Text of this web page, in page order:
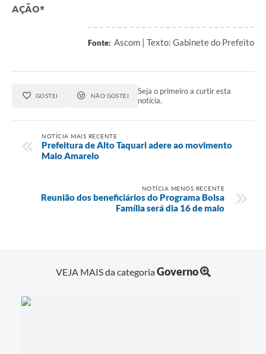
AÇÃO*
Fonte: Ascom | Texto: Gabinete do Prefeito
GOSTEI NÃO GOSTEI
Seja o primeiro a curtir esta
notícia.
NOTÍCIA MAIS RECENTE
Prefeitura de Alto Taquari adere ao movimento
Maio Amarelo
NOTÍCIA MENOS RECENTE
Reunião dos beneficiários do Programa Bolsa
Família será dia 16 de maio
VEJA MAIS da categoriaGoverno